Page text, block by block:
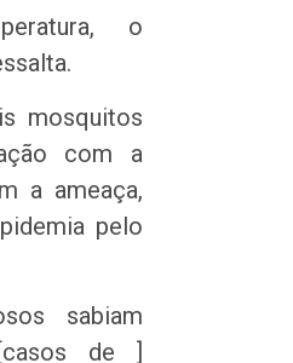
o
mosquitos
com a
a ameaça,
pelo
sabiam
de ]